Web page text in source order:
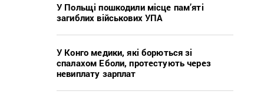
У Польщі пошкодили місце пам’яті
загиблих військових УПА
У Конго медики, які борються зі
спалахом Еболи, протестують через
невиплату зарплат